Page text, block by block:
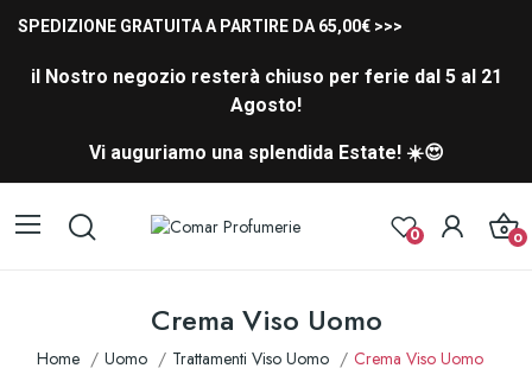
SPEDIZIONE GRATUITA A PARTIRE DA 65,00€ >>>
il Nostro negozio resterà chiuso per ferie dal 5 al 21
Agosto!
Vi auguriamo una splendida Estate! ☀️😍
0 0
Crema Viso Uomo
Home Uomo Trattamenti Viso Uomo Crema Viso Uomo